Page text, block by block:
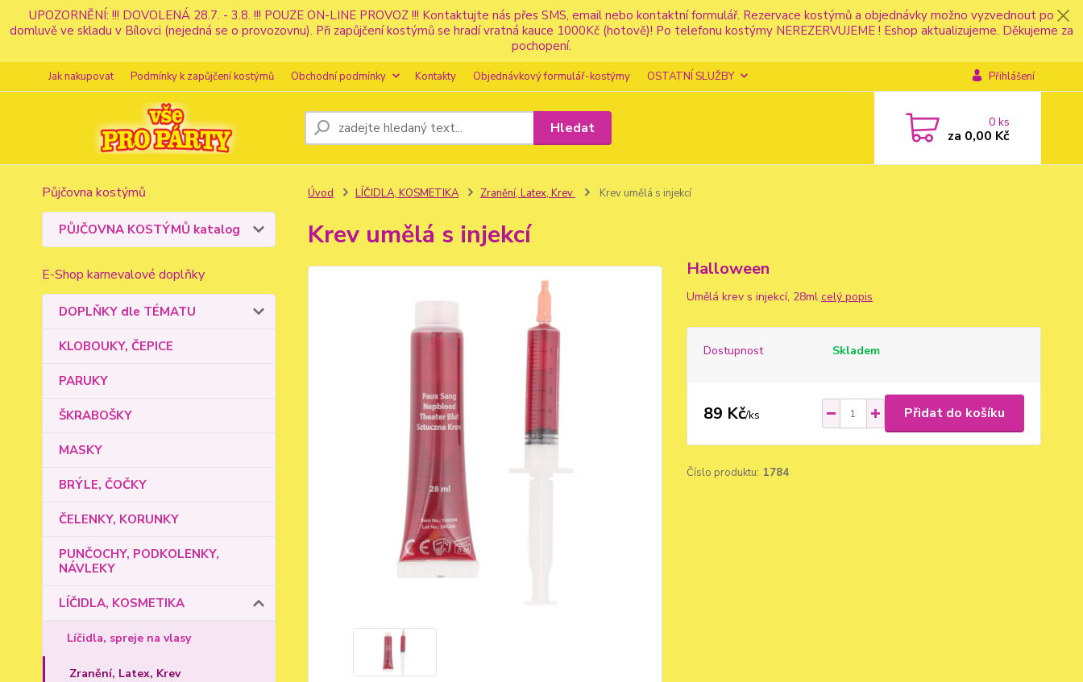
UPOZORNĚNÍ: !!! DOVOLENÁ 28.7. - 3.8. !!! POUZE ON-LINE PROVOZ !!! Kontaktujte nás přes SMS, email nebo kontaktní formulář. Rezervace kostýmů a objednávky možno vyzvednout po
domluvě ve skladu v Bílovci (nejedná se o provozovnu). Při zapůjčení kostýmů se hradí vratná kauce 1000Kč (hotově)! Po telefonu kostýmy NEREZERVUJEME ! Eshop aktualizujeme. Děkujeme za
pochopení.
Jak nakupovat Podmínky k zapůjčení kostýmů Obchodní podmínky Kontakty Objednávkový formulář-kostýmy OSTATNÍ SLUŽBY Přihlášení
Hledat 0ks
za 0,00 Kč
Půjčovna kostýmů
PŮJČOVNA KOSTÝMŮ katalog
E-Shop karnevalové doplňky
DOPLŇKY dle TÉMATU
KLOBOUKY, ČEPICE
PARUKY
ŠKRABOŠKY
MASKY
BRÝLE, ČOČKY
ČELENKY, KORUNKY
PUNČOCHY, PODKOLENKY,
NÁVLEKY
LÍČIDLA, KOSMETIKA
Líčidla, spreje na vlasy
Zranění, Latex, Krev
Úvod LÍČIDLA, KOSMETIKA Zranění, Latex, Krev Krev umělá s injekcí
Krev umělá s injekcí
Halloween
Umělá krev s injekcí, 28ml celý popis
Dostupnost Skladem
89 Kč/ks Přidat do košíku
Číslo produktu: 1784